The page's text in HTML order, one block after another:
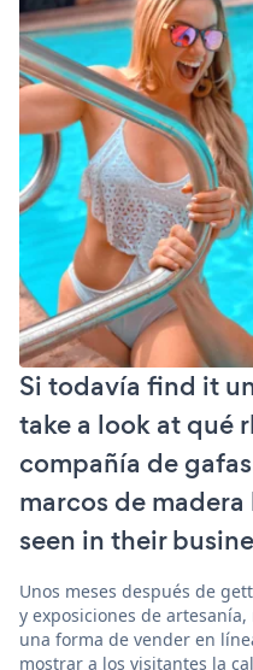
Si todavía find it
take a look at qué
compañía de
marcos de
seen in their
Unos meses después de
y exposiciones de
una forma de vender en
mostrar a los visitantes la